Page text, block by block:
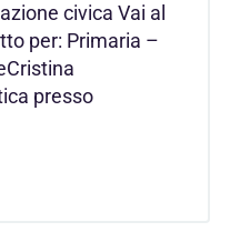
civica Vai al
per: Primaria –
presso